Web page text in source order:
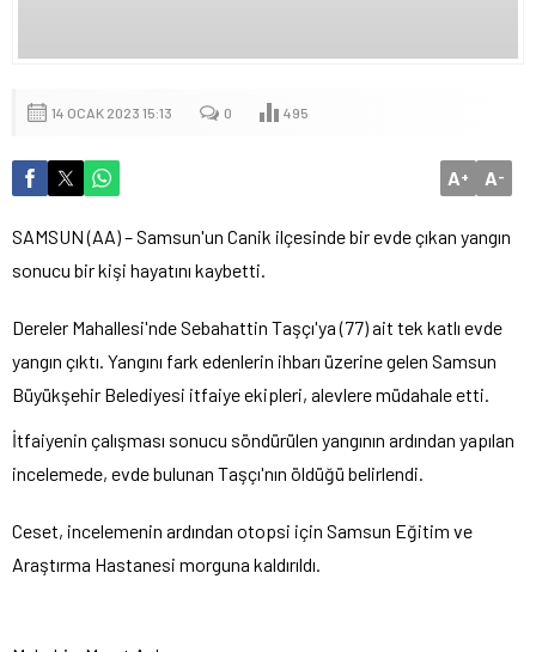
14 OCAK 2023 15:13 0 495
A+ A-
SAMSUN (AA) – Samsun'un Canik ilçesinde bir evde çıkan yangın
sonucu bir kişi hayatını kaybetti.
Dereler Mahallesi'nde Sebahattin Taşçı'ya (77) ait tek katlı evde
yangın çıktı. Yangını fark edenlerin ihbarı üzerine gelen Samsun
Büyükşehir Belediyesi itfaiye ekipleri, alevlere müdahale etti.
İtfaiyenin çalışması sonucu söndürülen yangının ardından yapılan
incelemede, evde bulunan Taşçı'nın öldüğü belirlendi.
Ceset, incelemenin ardından otopsi için Samsun Eğitim ve
Araştırma Hastanesi morguna kaldırıldı.